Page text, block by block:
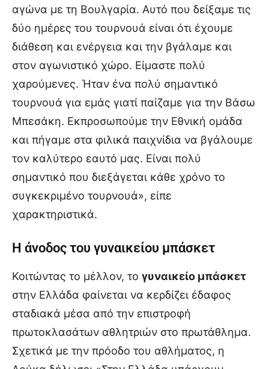
αγώνα με τη Βουλγαρία. Αυτό που δείξαμε τις
δύο ημέρες του τουρνουά είναι ότι έχουμε
διάθεση και ενέργεια και την βγάλαμε και
στον αγωνιστικό χώρο. Είμαστε πολύ
χαρούμενες. Ήταν ένα πολύ σημαντικό
τουρνουά για εμάς γιατί παίζαμε για την Βάσω
Μπεσάκη. Εκπροσωπούμε την Εθνική ομάδα
και πήγαμε στα φιλικά παιχνίδια να βγάλουμε
τον καλύτερο εαυτό μας. Είναι πολύ
σημαντικό που διεξάγεται κάθε χρόνο το
συγκεκριμένο τουρνουά», είπε
χαρακτηριστικά.
Η άνοδος του γυναικείου μπάσκετ
Κοιτώντας το μέλλον, το γυναικείο μπάσκετ
στην Ελλάδα φαίνεται να κερδίζει έδαφος
σταδιακά μέσα από την επιστροφή
πρωτοκλασάτων αθλητριών στο πρωτάθλημα.
Σχετικά με την πρόοδο του αθλήματος, η